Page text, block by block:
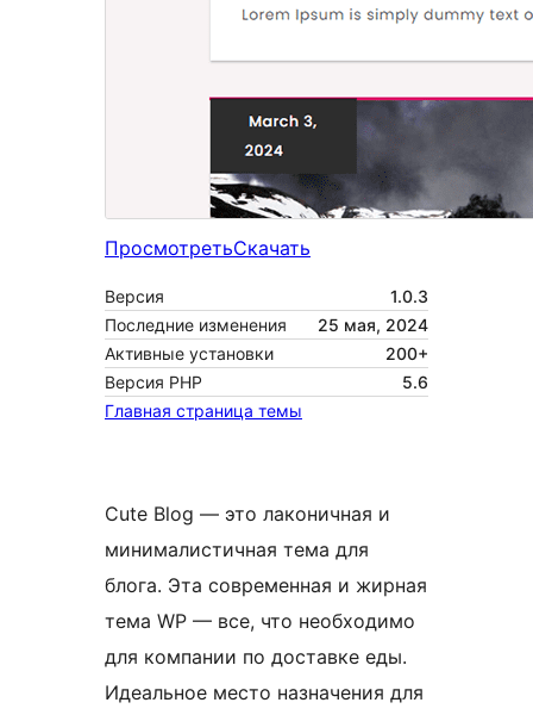
ПросмотретьСкачать
Версия
1.0.3
Последние изменения
25 мая, 2024
Активные установки
200+
Версия PHP
5.6
Главная страница темы
Cute Blog — это лаконичная и
минималистичная тема для
блога. Эта современная и жирная
тема WP — все, что необходимо
для компании по доставке еды.
Идеальное место назначения для